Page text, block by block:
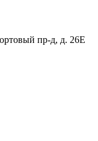
пр-д, д. 26Е